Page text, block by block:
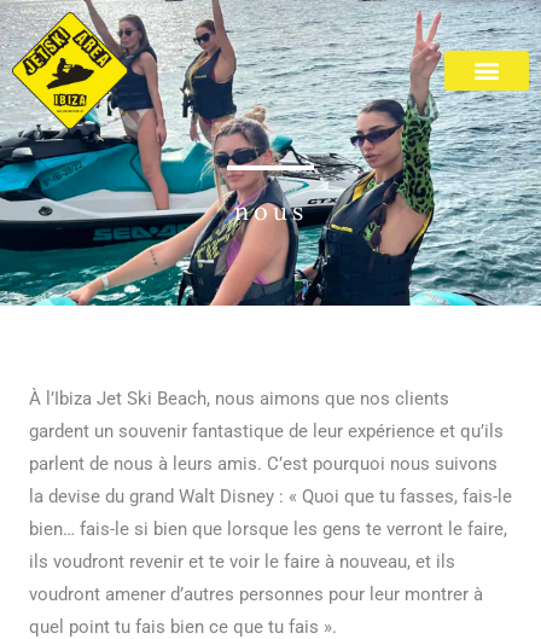
Aller
au
contenu
nous
À l’Ibiza Jet Ski Beach, nous aimons que nos clients
gardent un souvenir fantastique de leur expérience et qu’ils
parlent de nous à leurs amis. C’est pourquoi nous suivons
la devise du grand Walt Disney : « Quoi que tu fasses, fais-le
bien… fais-le si bien que lorsque les gens te verront le faire,
ils voudront revenir et te voir le faire à nouveau, et ils
voudront amener d’autres personnes pour leur montrer à
quel point tu fais bien ce que tu fais ».